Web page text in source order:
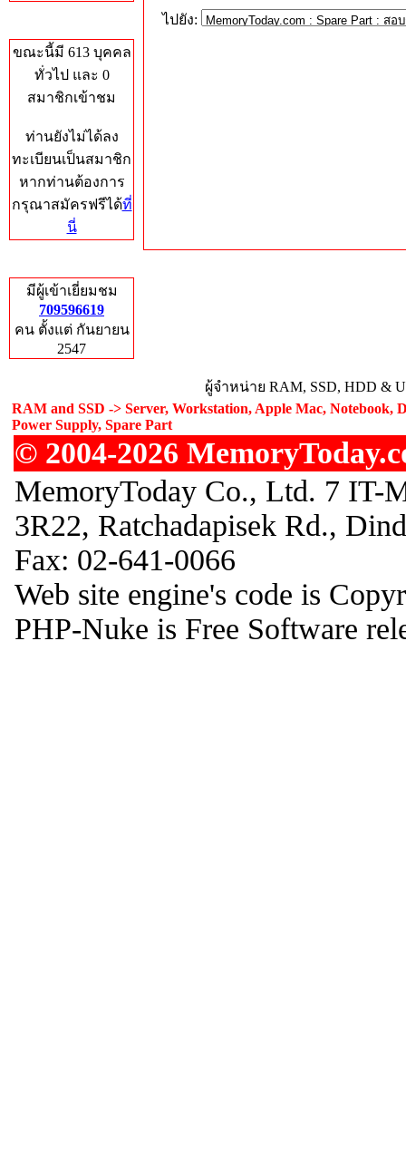
ขณะนี้มี 613 บุคคล
ทั่วไป และ 0
สมาชิกเข้าชม
ท่านยังไม่ได้ลง
ทะเบียนเป็นสมาชิก
หากท่านต้องการ
กรุณาสมัครฟรีได้ที่
นี่
มีผู้เข้าเยี่ยมชม
709596619
คน ตั้งแต่ กันยายน
2547
ไปยัง:
ผู้จำหน่าย RAM, SSD, HDD &
RAM and SSD -> Server, Workstation, Apple Mac, Notebook,
Power Supply, Spare Part
© 2004-2026
MemoryToday Co., Ltd. 7 IT-
3R22, Ratchadapisek Rd.,
Fax: 02-641-0066
Web site engine's code is
PHP-Nuke is Free Software